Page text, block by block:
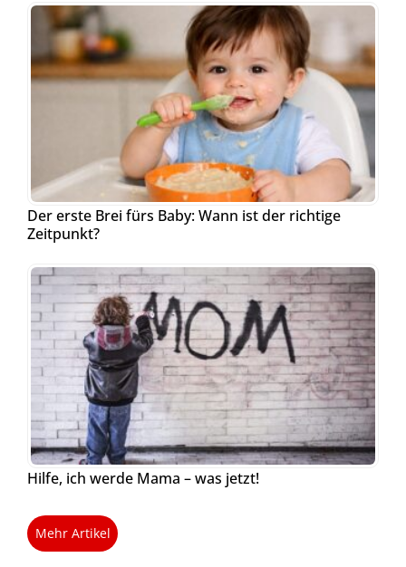
Der erste Brei fürs Baby: Wann ist der richtige
Zeitpunkt?
Hilfe, ich werde Mama – was jetzt!
Mehr Artikel